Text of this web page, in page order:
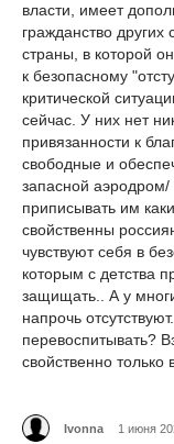
власти, имеет
гражданство
страны, в которой
к безопасному
критической
сейчас. У них нет
привязанности к
свободные и
запасной
приписывать им
свойственны
чувствуют себя в
которым с детства
защищать.. А у
напрочь
перевоспитывать?
свойственно
Ivonna 1 июня